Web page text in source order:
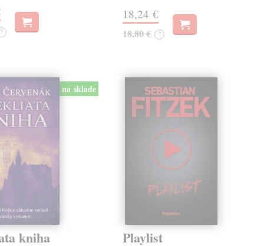
?
18,24 €
18,80 € ?
na sklade
kniha Playlist